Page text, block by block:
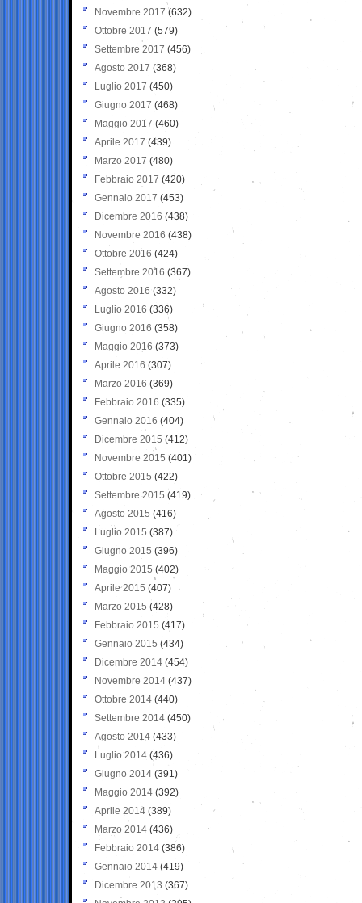
Novembre 2017 (632)
Ottobre 2017 (579)
Settembre 2017 (456)
Agosto 2017 (368)
Luglio 2017 (450)
Giugno 2017 (468)
Maggio 2017 (460)
Aprile 2017 (439)
Marzo 2017 (480)
Febbraio 2017 (420)
Gennaio 2017 (453)
Dicembre 2016 (438)
Novembre 2016 (438)
Ottobre 2016 (424)
Settembre 2016 (367)
Agosto 2016 (332)
Luglio 2016 (336)
Giugno 2016 (358)
Maggio 2016 (373)
Aprile 2016 (307)
Marzo 2016 (369)
Febbraio 2016 (335)
Gennaio 2016 (404)
Dicembre 2015 (412)
Novembre 2015 (401)
Ottobre 2015 (422)
Settembre 2015 (419)
Agosto 2015 (416)
Luglio 2015 (387)
Giugno 2015 (396)
Maggio 2015 (402)
Aprile 2015 (407)
Marzo 2015 (428)
Febbraio 2015 (417)
Gennaio 2015 (434)
Dicembre 2014 (454)
Novembre 2014 (437)
Ottobre 2014 (440)
Settembre 2014 (450)
Agosto 2014 (433)
Luglio 2014 (436)
Giugno 2014 (391)
Maggio 2014 (392)
Aprile 2014 (389)
Marzo 2014 (436)
Febbraio 2014 (386)
Gennaio 2014 (419)
Dicembre 2013 (367)